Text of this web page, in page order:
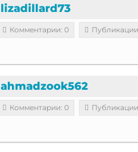
lizadillard73
Комментарии: 0
ahmadzook562
Комментарии: 0